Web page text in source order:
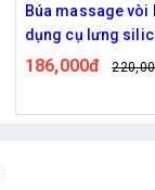
Thảm Massage
xung điện Alizz
474,000đ